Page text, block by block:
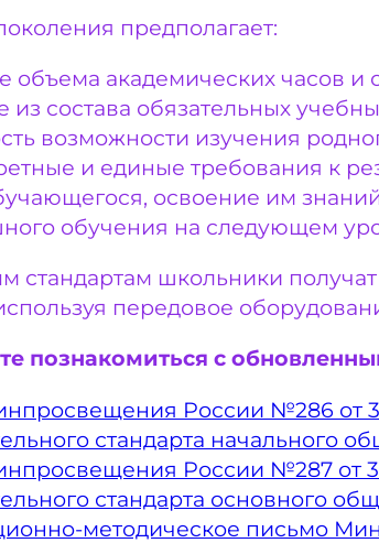
предполагает:
объема академических часов и
состава обязательных
возможности изучения
и единые требования к
освоение им
обучения на следующем
стандартам школьники
передовое
познакомиться с
России №286 от
стандарта начального
России №287 от
стандарта основного
методическое письмо